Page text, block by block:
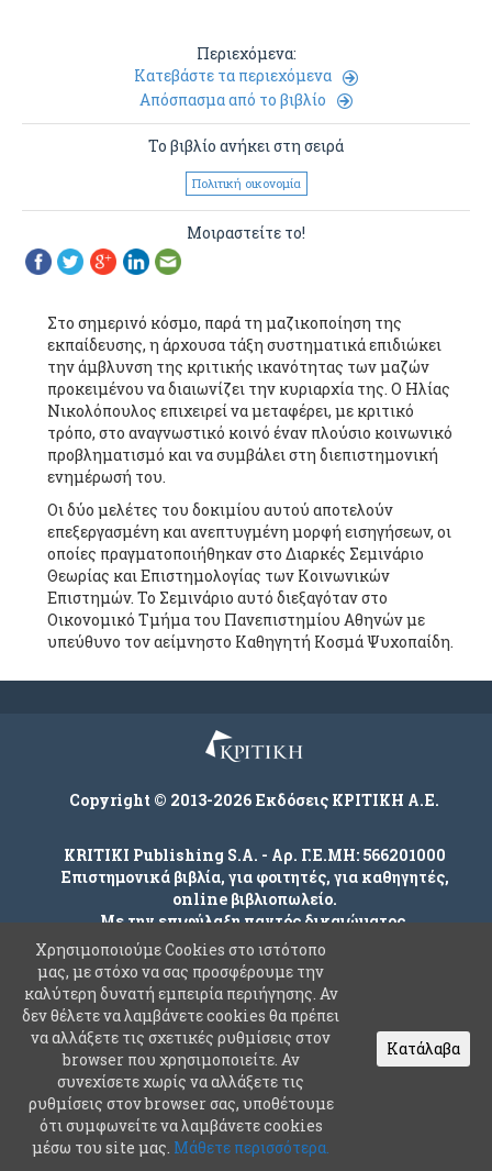
Περιεχόμενα:
Κατεβάστε τα περιεχόμενα
Απόσπασμα από το βιβλίο
Το βιβλίο ανήκει στη σειρά
Πολιτική οικονομία
Μοιραστείτε το!
Στο σημερινό κόσμο, παρά τη μαζικοποίηση της
εκπαίδευσης, η άρχουσα τάξη συστηματικά επιδιώκει
την άμβλυνση της κριτικής ικανότητας των μαζών
προκειμένου να διαιωνίζει την κυριαρχία της. Ο Ηλίας
Νικολόπουλος επιχειρεί να μεταφέρει, με κριτικό
τρόπο, στο αναγνωστικό κοινό έναν πλούσιο κοινωνικό
προβληματισμό και να συμβάλει στη διεπιστημονική
ενημέρωσή του.
Οι δύο μελέτες του δοκιμίου αυτού αποτελούν
επεξεργασμένη και ανεπτυγμένη μορφή εισηγήσεων, οι
οποίες πραγματοποιήθηκαν στο Διαρκές Σεμινάριο
Θεωρίας και Επιστημολογίας των Κοινωνικών
Επιστημών. Το Σεμινάριο αυτό διεξαγόταν στο
Οικονομικό Τμήμα του Πανεπιστημίου Αθηνών με
υπεύθυνο τον αείμνηστο Καθηγητή Κοσμά Ψυχοπαίδη.
Copyright © 2013-2026 Εκδόσεις ΚΡΙΤΙΚΗ Α.Ε.
KRITIKI Publishing S.A. - Αρ. Γ.Ε.ΜΗ: 566201000
Επιστημονικά βιβλία, για φοιτητές, για καθηγητές,
online βιβλιοπωλείο.
Με την επιφύλαξη παντός δικαιώματος.
Company
Όροι χρήσης
Πολιτική Ασφαλείας Προσωπικών Δεδομένων
Συχνές Ερωτήσεις
Επικοινωνία
Χρησιμοποιούμε Cookies στο ιστότοπο
μας, με στόχο να σας προσφέρουμε την
καλύτερη δυνατή εμπειρία περιήγησης. Αν
δεν θέλετε να λαμβάνετε cookies θα πρέπει
να αλλάξετε τις σχετικές ρυθμίσεις στον
browser που χρησιμοποιείτε. Αν
συνεχίσετε χωρίς να αλλάξετε τις
ρυθμίσεις στον browser σας, υποθέτουμε
ότι συμφωνείτε να λαμβάνετε cookies
μέσω του site μας. Μάθετε περισσότερα.
Κατάλαβα